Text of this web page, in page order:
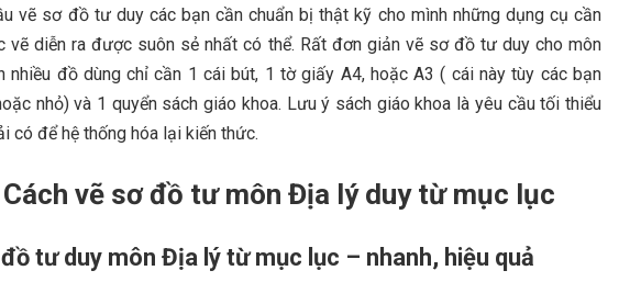
vẽ sơ đồ tư duy các bạn cần chuẩn bị thật kỹ cho mình những dụng cụ cần
vẽ diễn ra được suôn sẻ nhất có thể. Rất đơn giản vẽ sơ đồ tư duy cho môn
nhiều đồ dùng chỉ cần 1 cái bút, 1 tờ giấy A4, hoặc A3 ( cái này tùy các bạn
nhỏ) và 1 quyển sách giáo khoa. Lưu ý sách giáo khoa là yêu cầu tối thiểu
có để hệ thống hóa lại kiến thức.
vẽ sơ đồ tư môn Địa lý duy từ mục lục
tư duy môn Địa lý từ mục lục – nhanh, hiệu quả